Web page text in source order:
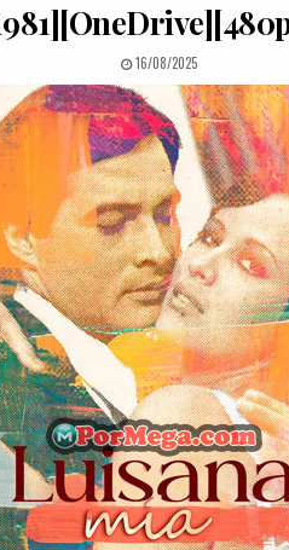
PUBLISHED DATE:
16/08/2025